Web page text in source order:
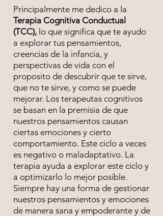
Principalmente me dedico a la
Terapia Cognitiva Conductual
(TCC), lo que significa que te ayudo
a explorar tus pensamientos,
creencias de la infancia, y
perspectivas de vida con el
proposito de descubrir que te sirve,
que no te sirve, y como se puede
mejorar. Los terapeutas cognitivos
se basan en la premisia de que
nuestros pensamientos causan
ciertas emociones y cierto
comportamiento. Este ciclo a veces
es negativo o maladaptativo. La
terapia ayuda a explorar este ciclo y
a optimizarlo lo mejor posible.
Siempre hay una forma de gestionar
nuestros pensamientos y emociones
de manera sana y empoderante y de